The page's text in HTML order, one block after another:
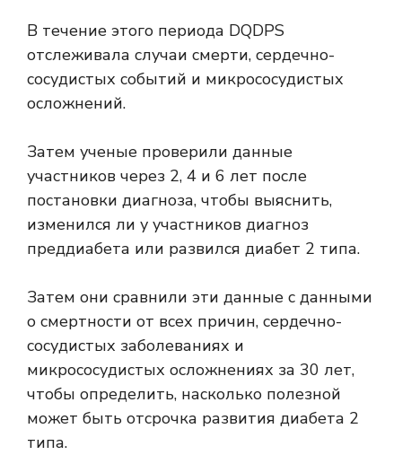
В течение этого периода DQDPS
отслеживала случаи смерти, сердечно-
сосудистых событий и микрососудистых
осложнений.
Затем ученые проверили данные
участников через 2, 4 и 6 лет после
постановки диагноза, чтобы выяснить,
изменился ли у участников диагноз
преддиабета или развился диабет 2 типа.
Затем они сравнили эти данные с данными
о смертности от всех причин, сердечно-
сосудистых заболеваниях и
микрососудистых осложнениях за 30 лет,
чтобы определить, насколько полезной
может быть отсрочка развития диабета 2
типа.